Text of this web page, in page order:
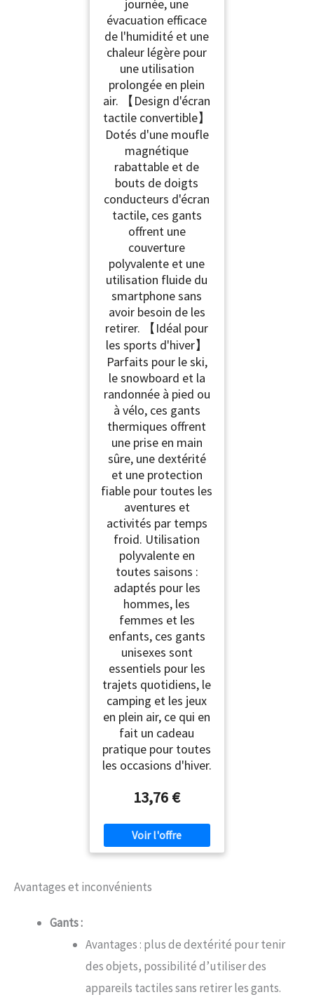
journée, une
évacuation efficace
de l'humidité et une
chaleur légère pour
une utilisation
prolongée en plein
air. 【Design d'écran
tactile convertible】
Dotés d'une moufle
magnétique
rabattable et de
bouts de doigts
conducteurs d'écran
tactile, ces gants
offrent une
couverture
polyvalente et une
utilisation fluide du
smartphone sans
avoir besoin de les
retirer. 【Idéal pour
les sports d'hiver】
Parfaits pour le ski,
le snowboard et la
randonnée à pied ou
à vélo, ces gants
thermiques offrent
une prise en main
sûre, une dextérité
et une protection
fiable pour toutes les
aventures et
activités par temps
froid. Utilisation
polyvalente en
toutes saisons :
adaptés pour les
hommes, les
femmes et les
enfants, ces gants
unisexes sont
essentiels pour les
trajets quotidiens, le
camping et les jeux
en plein air, ce qui en
fait un cadeau
pratique pour toutes
les occasions d'hiver.
13,76 €
Avantages et inconvénients
Gants :
Avantages : plus de dextérité pour tenir
des objets, possibilité d’utiliser des
appareils tactiles sans retirer les gants.